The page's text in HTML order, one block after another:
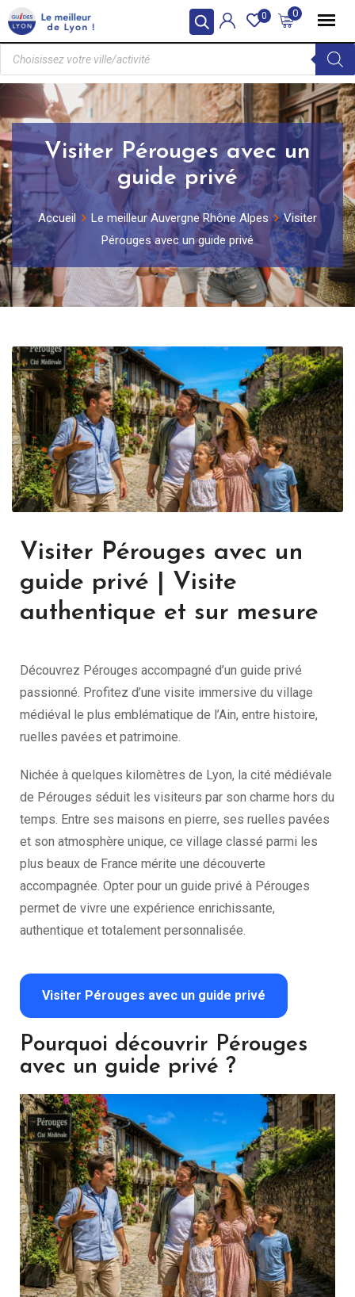
0
0
Visiter Pérouges avec un
guide privé
Accueil Le meilleur Auvergne Rhône Alpes
Visiter
Pérouges avec un guide privé
Visiter Pérouges avec un
guide privé | Visite
authentique et sur mesure
Découvrez Pérouges accompagné d’un guide privé
passionné. Profitez d’une visite immersive du village
médiéval le plus emblématique de l’Ain, entre histoire,
ruelles pavées et patrimoine.
Nichée à quelques kilomètres de Lyon, la cité médiévale
de Pérouges séduit les visiteurs par son charme hors du
temps. Entre ses maisons en pierre, ses ruelles pavées
et son atmosphère unique, ce village classé parmi les
plus beaux de France mérite une découverte
accompagnée. Opter pour un guide privé à Pérouges
permet de vivre une expérience enrichissante,
authentique et totalement personnalisée.
Visiter Pérouges avec un guide privé
Pourquoi découvrir Pérouges
avec un guide privé ?